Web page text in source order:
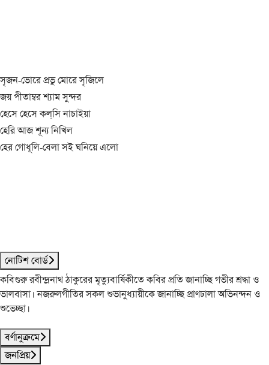
সৃজন-ভোরে প্রভু মোরে সৃজিলে
জয় পীতাম্বর শ্যাম সুন্দর
হেসে হেসে কল্‌সি নাচাইয়া
হেরি আজ শূন্য নিখিল
হের গোধূলি-বেলা সই ঘনিয়ে এলো
নোটিশ বোর্ড
কবিগুরু রবীন্দ্রনাথ ঠাকুরের মৃত্যুবার্ষিকীতে কবির প্রতি জানাচ্ছি গভীর শ্রদ্ধা ও
ভালবাসা। নজরুলগীতির সকল শুভানুধ্যায়ীকে জানাচ্ছি প্রাণঢালা অভিনন্দন ও
শুভেচ্ছা।
বর্ণানুক্রমে
জনপ্রিয়